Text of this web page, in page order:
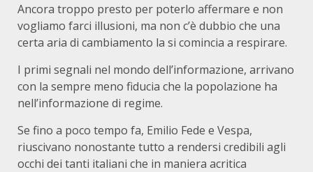
Ancora troppo presto per poterlo affermare e non
vogliamo farci illusioni, ma non c’è dubbio che una
certa aria di cambiamento la si comincia a respirare.
I primi segnali nel mondo dell’informazione, arrivano
con la sempre meno fiducia che la popolazione ha
nell’informazione di regime.
Se fino a poco tempo fa, Emilio Fede e Vespa,
riuscivano nonostante tutto a rendersi credibili agli
occhi dei tanti italiani che in maniera acritica